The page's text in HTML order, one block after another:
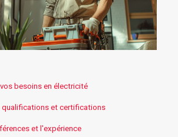
besoins en électricité
qualifications et certifications
et l'expérience